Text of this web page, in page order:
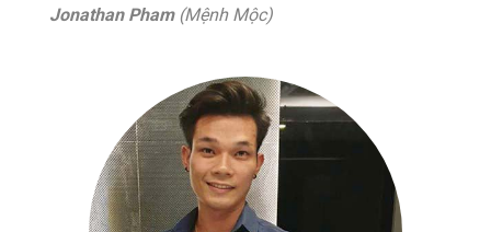
Jonathan Pham(Mệnh Mộc)